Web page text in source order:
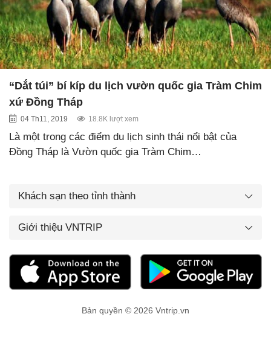
“Dắt túi” bí kíp du lịch vườn quốc gia Tràm Chim
xứ Đồng Tháp
04 Th11, 2019 18.8K lượt xem
Là một trong các điểm du lịch sinh thái nổi bật của
Đồng Tháp là Vườn quốc gia Tràm Chim…
Khách sạn theo tỉnh thành
Giới thiệu VNTRIP
Bản quyền © 2026 Vntrip.vn